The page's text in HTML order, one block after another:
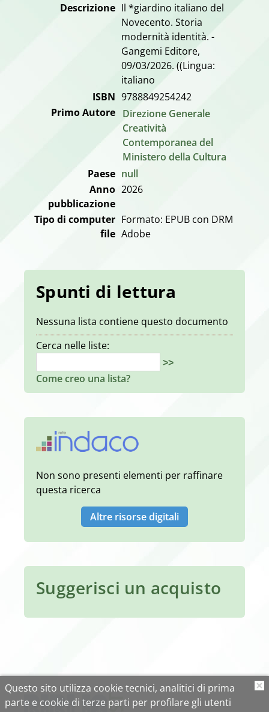
Descrizione Il *giardino italiano del
Novecento. Storia
modernità identità. -
Gangemi Editore,
09/03/2026. ((Lingua:
italiano
ISBN 9788849254242
Primo Autore Direzione Generale
Creatività
Contemporanea del
Ministero della Cultura
Paese null
Anno
pubblicazione
2026
Tipo di computer
file
Formato: EPUB con DRM
Adobe
Spunti di lettura
Nessuna lista contiene questo documento
Cerca nelle liste:
>>
Come creo una lista?
Non sono presenti elementi per raffinare
questa ricerca
Altre risorse digitali
Suggerisci un acquisto
Questo sito utilizza cookie tecnici, analitici di prima
parte e cookie di terze parti per profilare gli utenti